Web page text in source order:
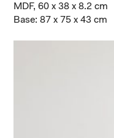
MDF, 60 x 38 x 8.2 cm
Base: 87 x 75 x 43 cm